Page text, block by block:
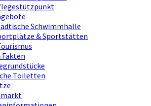
Schwimmhalle
& Sportstätten
Fakten
Toiletten